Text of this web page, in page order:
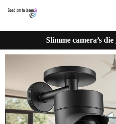
Slimme camera’s